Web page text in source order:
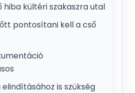
hiba kültéri szakaszra utal
pontosítani kell a cső
is szükség